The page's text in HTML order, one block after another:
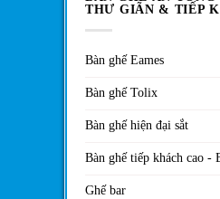
THƯ GIÃN & TIẾP
Bàn ghế Eames
Bàn ghế Tolix
Bàn ghế hiện đại sắt
Bàn ghế tiếp khách cao -
Ghế bar